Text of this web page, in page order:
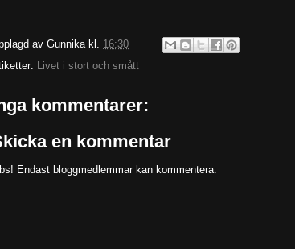
av Gunnika kl. 16:30
Livet i stort och smått
kommentarer:
en kommentar
Endast bloggmedlemmar kan kommentera.